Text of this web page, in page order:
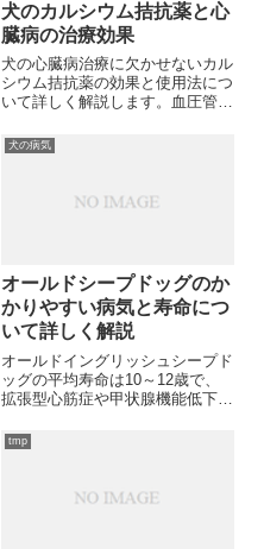
犬のカルシウム拮抗薬と心
臓病の治療効果
犬の心臓病治療に欠かせないカル
シウム拮抗薬の効果と使用法につ
いて詳しく解説します。血圧管理
っておくべき最新情報を網羅して
いますが、あなたの愛犬にはどの
犬の病気
オールドシープドッグのか
かりやすい病気と寿命につ
いて詳しく解説
オールドイングリッシュシープド
ッグの平均寿命は10～12歳で、
拡張型心筋症や甲状腺機能低下
かかりやすい特徴があります。愛
犬の健康を守るために知っておく
tmp